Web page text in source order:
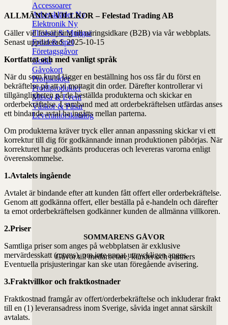
Accessoarer
Arbetskläder
Elektronik
Flaskor & Muggar
Fritid & Spel
Företagsgåvor
Godis
Gåvokort
Profilkläder
Profilprodukter
Mässa & Event
Väskor & Påsar
Leverantörskatalog
SOMMARENS GÅVOR
Gåvor till medarbetare, kunder och partners
ALLMÄNNA VILLKOR – Felestad Trading AB
Gäller vid försäljning till näringsidkare (B2B) via vår webbplats.
Senast uppdaterad: 2025-10-15
Kortfattat och med vanligt språk
När du som kund lägger en beställning hos oss får du först en
bekräftelse på att vi mottagit din order. Därefter kontrollerar vi
tillgängligheten på de beställda produkterna och skickar en
orderbekräftelse. I samband med att orderbekräftelsen utfärdas anses
ett bindande avtal ha ingåtts mellan parterna.
Om produkterna kräver tryck eller annan anpassning skickar vi ett
korrektur till dig för godkännande innan produktionen påbörjas. När
korrekturet har godkänts produceras och levereras varorna enligt
överenskommelse.
1.Avtalets ingående
Avtalet är bindande efter att kunden fått offert eller orderbekräftelse.
Genom att godkänna offert, eller beställa på e-handeln och därefter
ta emot orderbekräftelsen godkänner kunden de allmänna villkoren.
2.Priser
Samtliga priser som anges på webbplatsen är exklusive
mervärdesskatt (moms), om inte annat uttryckligen anges.
Eventuella prisjusteringar kan ske utan föregående avisering.
3.Fraktvillkor och fraktkostnader
Fraktkostnad framgår av offert/orderbekräftelse och inkluderar frakt
till en (1) leveransadress inom Sverige, såvida inget annat särskilt
avtalats.